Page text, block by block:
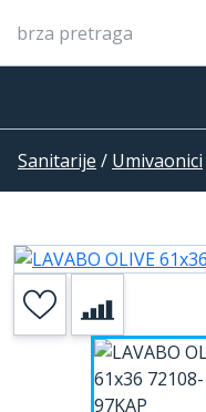
Sanitarije / Umivaonici